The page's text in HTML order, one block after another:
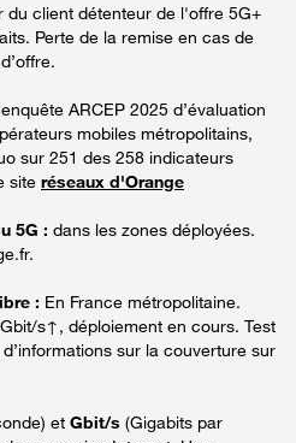
du client détenteur de l'offre 5G+
Perte de la remise en cas de
ARCEP 2025 d’évaluation
mobiles métropolitains,
sur 251 des 258 indicateurs
site réseaux d'Orange
5G : dans les zones déployées.
: En France métropolitaine.
s↑, déploiement en cours. Test
sur la couverture sur
et Gbit/s (Gigabits par